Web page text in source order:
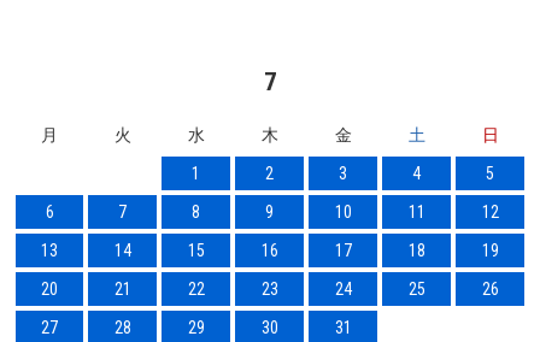
7
月 火 水 木 金 土
日
1
2 3 4
5
6
7 8 9 10 11
12
13
14 15 16 17 18
19
20
21 22 23 24 25
26
27
28 29 30 31